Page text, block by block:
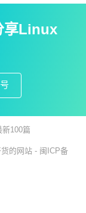
享Linux
新100篇
的网站 - 闽ICP备